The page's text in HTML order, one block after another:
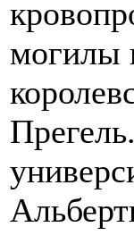
могилы